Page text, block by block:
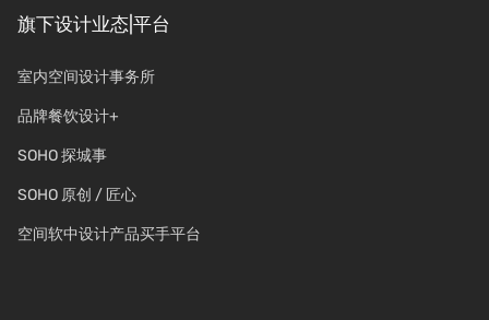
旗下设计业态|平台
室内空间设计事务所
品牌餐饮设计+
SOHO 探城事
SOHO 原创 / 匠心
空间软中设计产品买手平台